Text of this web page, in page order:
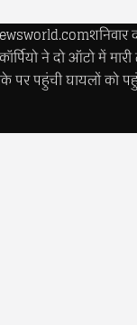
ने दो ऑटो में मारी
पर पहुंची घायलों को